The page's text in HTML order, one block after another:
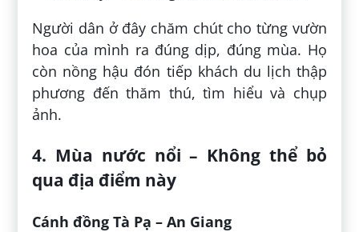
Người dân ở đây chăm chút cho từng vườn
hoa của mình ra đúng dịp, đúng mùa. Họ
còn nồng hậu đón tiếp khách du lịch thập
phương đến thăm thú, tìm hiểu và chụp
ảnh.
4. Mùa nước nổi – Không thể bỏ
qua địa điểm này
Cánh đồng Tà Pạ – An Giang